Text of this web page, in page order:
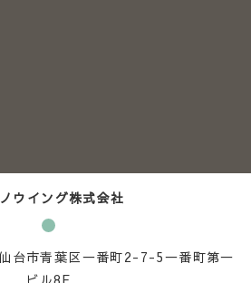
ウイング株式会社
市青葉区一番町2-7-5一番町第一